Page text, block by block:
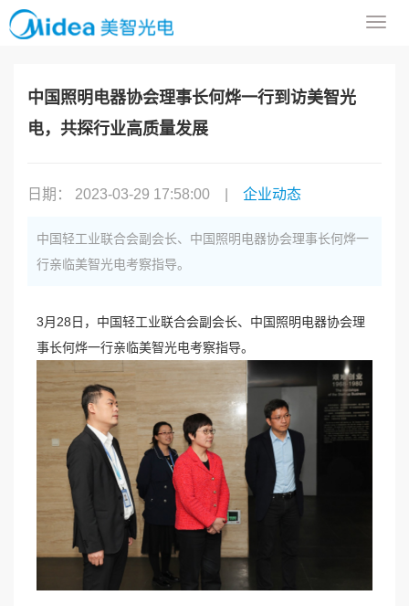
导
中国照明电器协会理事长何烨一行到访美智光
电，共探行业高质量发展
日期： 2023-03-29 17:58:00 企业动态
中国轻工业联合会副会长、中国照明电器协会理事长何烨一
行亲临美智光电考察指导。
3月28日，中国轻工业联合会副会长、中国照明电器协会理
事长何烨一行亲临美智光电考察指导。